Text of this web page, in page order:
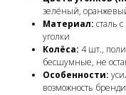
зелёный,
Материал: сталь
уголки
Колёса: 4 шт.,
бесшумные, не
Особенности:
возможность